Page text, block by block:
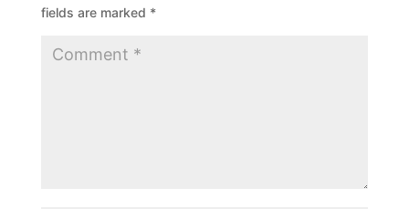
fields are marked *